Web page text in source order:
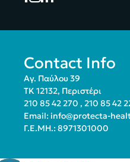
Contact Info
Αγ. Παύλου 39
ΤΚ 12132, Περιστέρι
210 85 42 270 , 210 85 42
Email: info@protecta-
Γ.Ε.ΜΗ.: 8971301000